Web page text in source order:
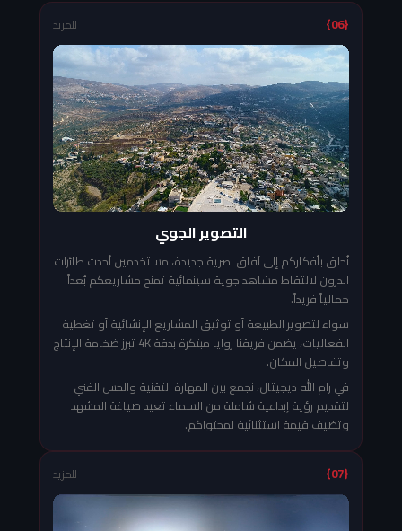
{06} للمزيد
التصوير الجوي
نُحلق بأفكاركم إلى آفاق بصرية جديدة، مستخدمين أحدث طائرات
الدرون لالتقاط مشاهد جوية سينمائية تمنح مشاريعكم بُعداً
جمالياً فريداً.
سواء لتصوير الطبيعة أو توثيق المشاريع الإنشائية أو تغطية
الفعاليات، يضمن فريقنا زوايا مبتكرة بدقة 4K تبرز ضخامة الإنتاج
وتفاصيل المكان.
في رام الله ديجيتال، نجمع بين المهارة التقنية والحس الفني
لتقديم رؤية إبداعية شاملة من السماء تعيد صياغة المشهد
وتضيف قيمة استثنائية لمحتواكم.
{07} للمزيد